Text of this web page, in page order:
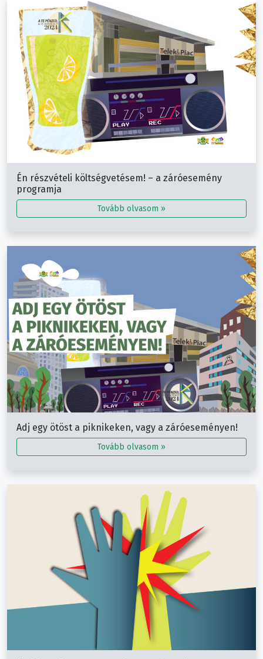
Én részvételi költségvetésem! – a záróesemény
programja
Tovább olvasom »
Adj egy ötöst a piknikeken, vagy a záróeseményen!
Tovább olvasom »